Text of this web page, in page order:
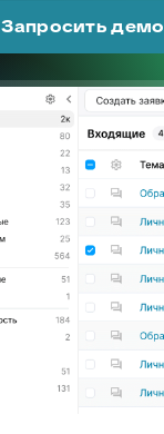
Запросить демо